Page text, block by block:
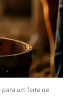
para um leite de